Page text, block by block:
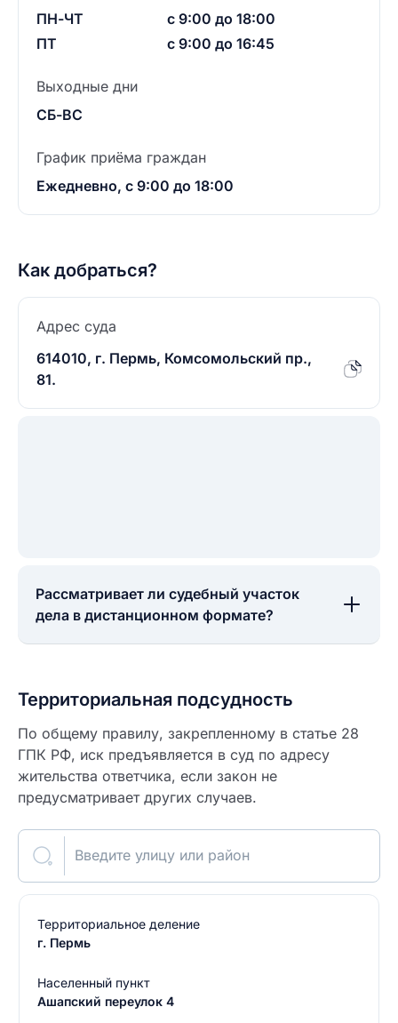
ПН-ЧТ
ПТ
с 9:00 до 18:00
с 9:00 до 16:45
Выходные дни
СБ-ВС
График приёма граждан
Ежедневно, с 9:00 до 18:00
Как добраться?
Адрес суда
614010, г. Пермь, Комсомольский пр.,
81.
Рассматривает ли судебный участок
дела в дистанционном формате?
Территориальная подсудность
По общему правилу, закрепленному в статье 28
ГПК РФ, иск предъявляется в суд по адресу
жительства ответчика, если закон не
предусматривает других случаев.
Введите улицу или район
Территориальное деление
г. Пермь
Населенный пункт
Ашапский переулок 4